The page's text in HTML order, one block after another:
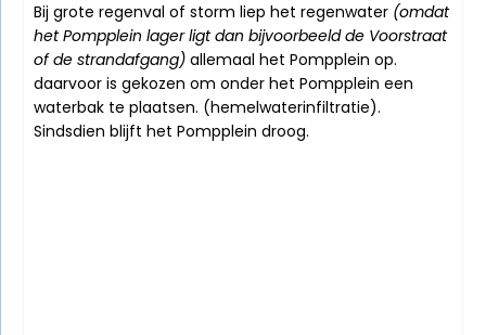
Bij grote regenval of storm liep het regenwater (omdat
het Pompplein lager ligt dan bijvoorbeeld de Voorstraat
of de strandafgang) allemaal het Pompplein op.
daarvoor is gekozen om onder hetPompplein een
waterbak te plaatsen. (hemelwaterinfiltratie).
Sindsdien blijft het Pompplein droog.